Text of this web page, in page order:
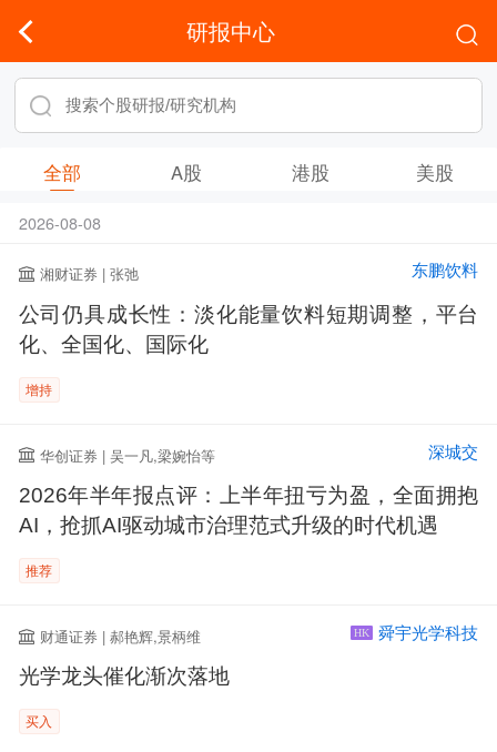
研报中心
全部 A股 港股 美股
2026-08-08
湘财证券 | 张弛 东鹏饮料
公司仍具成长性：淡化能量饮料短期调整，平台
化、全国化、国际化
增持
华创证券 | 吴一凡,梁婉怡等 深城交
2026年半年报点评：上半年扭亏为盈，全面拥抱
AI，抢抓AI驱动城市治理范式升级的时代机遇
推荐
财通证券 | 郝艳辉,景柄维 HK 舜宇光学科技
光学龙头催化渐次落地
买入